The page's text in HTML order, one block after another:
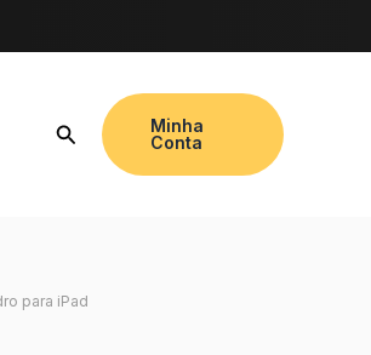
Minha
Conta
para iPad